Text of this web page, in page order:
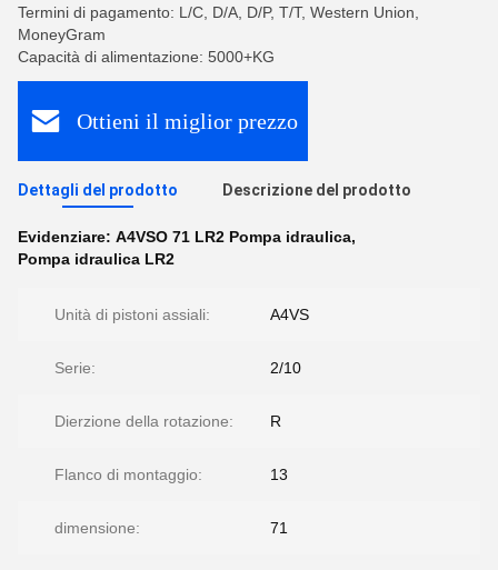
Termini di pagamento: L/C, D/A, D/P, T/T, Western Union,
MoneyGram
Capacità di alimentazione: 5000+KG
Ottieni il miglior prezzo
Dettagli del prodotto Descrizione del prodotto
Evidenziare: A4VSO 71 LR2 Pompa idraulica,
Pompa idraulica LR2
Unità di pistoni assiali: A4VS
Serie: 2/10
Dierzione della rotazione: R
Flanco di montaggio: 13
dimensione: 71